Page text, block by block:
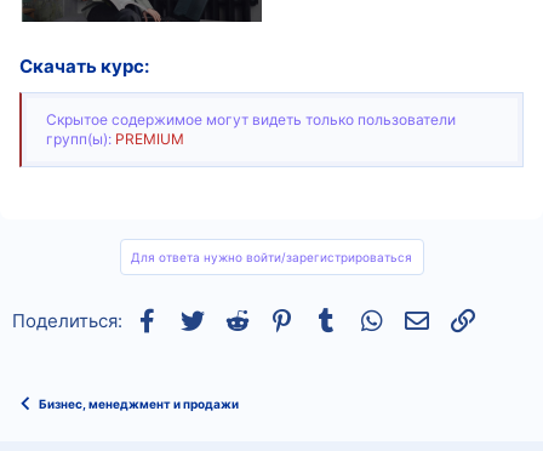
Скачать курс:
Скрытое содержимое могут видеть только пользователи
групп(ы): PREMIUM
Для ответа нужно войти/зарегистрироваться
Поделиться: Facebook
TwitterReddit Pinterest
Tumblr WhatsAppСсылка
Бизнес, менеджмент и продажи